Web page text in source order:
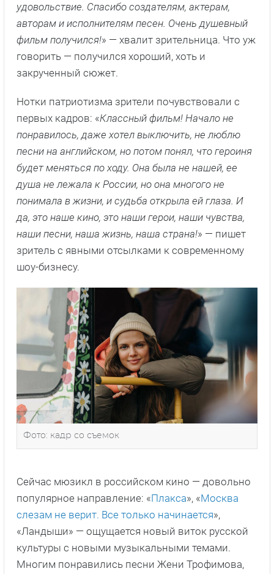
удовольствие. Спасибо создателям, актерам,
авторам и исполнителям песен. Очень душевный
фильм получился!» — хвалит зрительница. Что уж
говорить — получился хороший, хоть и
закрученный сюжет.
Нотки патриотизма зрители почувствовали с
первых кадров: «Классный фильм! Начало не
понравилось, даже хотел выключить, не люблю
песни на английском, но потом понял, что героиня
будет меняться по ходу. Она была не нашей, ее
душа не лежала к России, но она многого не
понимала в жизни, и судьба открыла ей глаза. И
да, это наше кино, это наши герои, наши чувства,
наши песни, наша жизнь, наша страна!» — пишет
зритель с явными отсылками к современному
шоу-бизнесу.
Фото: кадр со съемок
Сейчас мюзикл в российском кино — довольно
популярное направление: «Плакса», «Москва
слезам не верит. Все только начинается»,
«Ландыши» — ощущается новый виток русской
культуры с новыми музыкальными темами.
Многим понравились песни Жени Трофимова,